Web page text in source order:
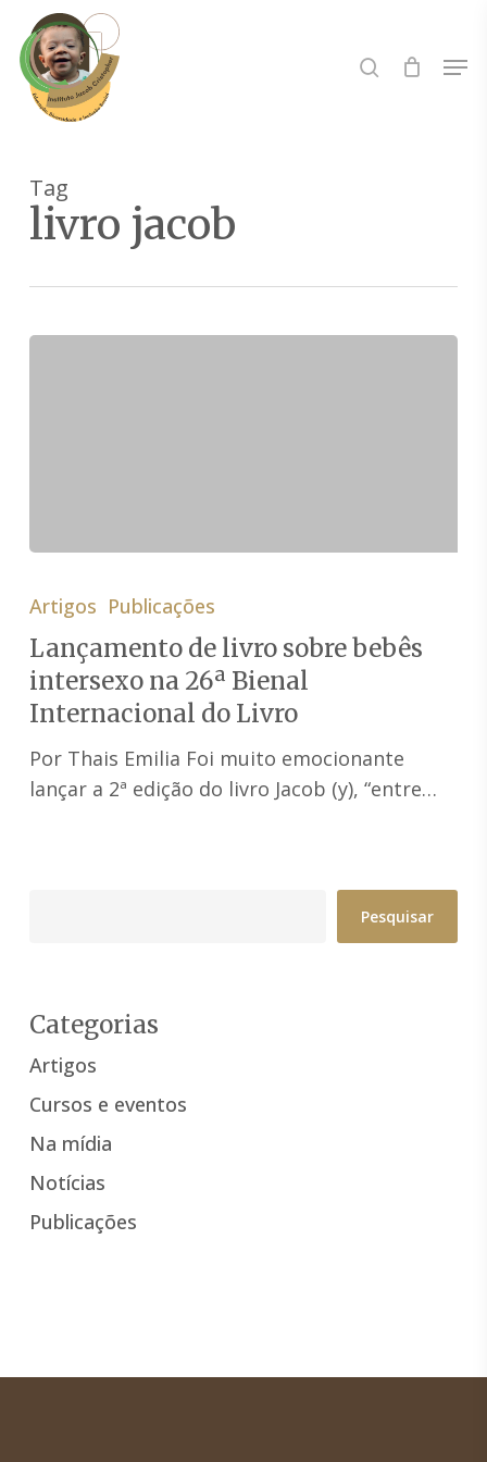
Skip
main
content
Tag
livro jacob
de
sobre
bebês
intersexo
na
26ª
Artigos Publicações
Lançamento de livro sobre bebês
intersexo na 26ª Bienal
Internacional do Livro
Por Thais Emilia Foi muito emocionante
lançar a 2ª edição do livro Jacob (y), “entre…
Pesquisar
Categorias
Artigos
Cursos e eventos
Na mídia
Notícias
Publicações